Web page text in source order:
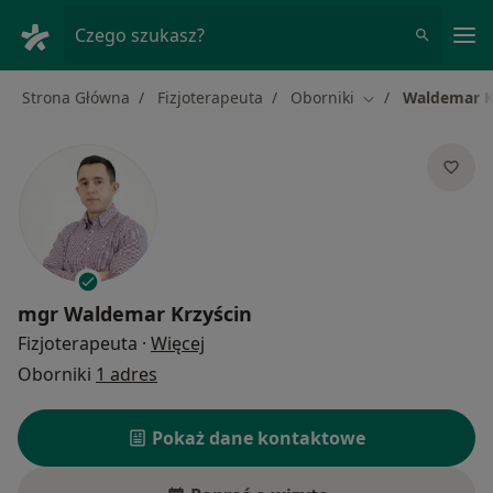
Czego szukasz?
Strona Główna Fizjoterapeuta Oborniki Zmień miasto
Waldemar
mgr Waldemar Krzyścin
Fizjoterapeuta · Więcej
Oborniki 1 adres
Pokaż dane kontaktowe